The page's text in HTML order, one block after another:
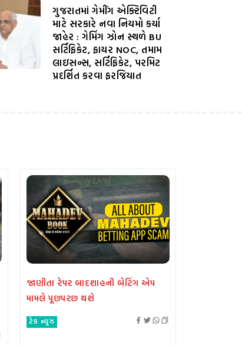
ગુજરાતમાં ગેમીંગ એક્ટિવિટી
માટે સરકારે નવા નિયમો કર્યા
જાહેર : ગેમિંગ ઝોન સ્થળે BU
સર્ટિફિકેટ, ફાયર NOC, તમામ
લાઇસન્સ, સર્ટિફિકેટ, પરમિટ
પ્રદર્શિત કરવા ફરજિયાત
જાણીતા રેપર બાદશાહની બેટિંગ એપ
મામલે પૂછપરછ થશે
ટેક ન્યૂઝ